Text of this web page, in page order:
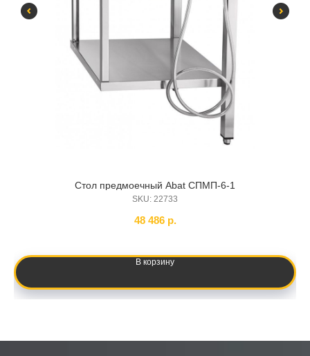
Стол предмоечный Abat СПМП-6-1
SKU: 22733
48 486 р.
В корзину